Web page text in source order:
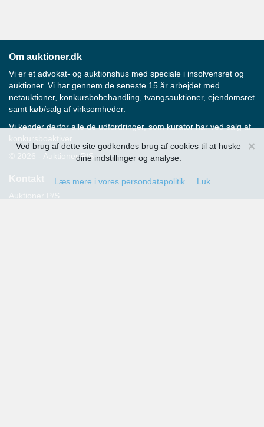
×
Ved brug af dette site godkendes brug af cookies til at huske
dine indstillinger og analyse.
Læs mere i vores persondatapolitik Luk
Om auktioner.dk
Vi er et advokat- og auktionshus med speciale i insolvensret og
auktioner. Vi har gennem de seneste 15 år arbejdet med
netauktioner, konkursbobehandling, tvangsauktioner, ejendomsret
samt køb/salg af virksomheder.
Vi kender derfor alle de udfordringer, som kurator har ved salg af
konkursboaktiver.
© 2026 - Auktioner P/S
Kontakt
Auktioner P/S